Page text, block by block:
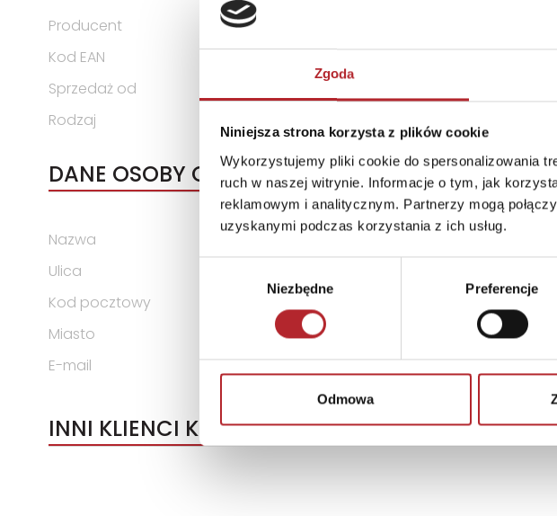
Zgoda
Niniejsza strona korzysta z plików cookie
Wykorzystujemy pliki cookie do spersonalizowania
ruch w naszej witrynie. Informacje o tym, jak
reklamowym i analitycznym. Partnerzy mogą
uzyskanymi podczas korzystania z ich usług.
Niezbędne Preferencje
Odmowa
Producent
Schmidt Puzzle
Kod EAN
Sprzedaż od
Rodzaj
DANE OSOBY ODPOWIEDZIALNEJ
Nazwa
Schmidt Spiele GmbH
Ulica
Kod pocztowy
Miasto
E-mail
info@schmidtspiele.de
INNI KLIENCI KUPOWALI